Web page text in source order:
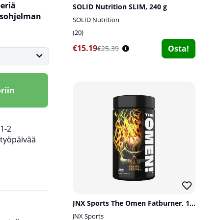
1-2
työpäivää
SOLID Nutrition SLIM, 240 g
SOLID Nutrition
20
€15.19€25.39 Osta!
JNX Sports The Omen Fatburner, 100 caps
JNX Sports
väsymystä ja uupumusta. Täällä on myös
normaalia hiilihydraattien aineenvaihduntaa